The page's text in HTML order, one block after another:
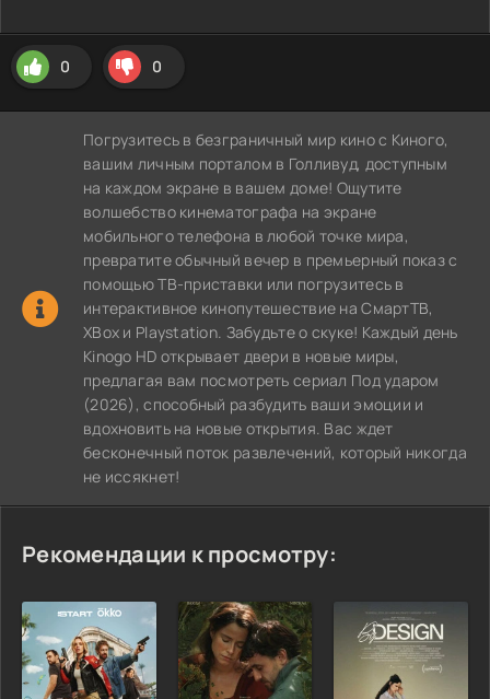
0 0
Погрузитесь в безграничный мир кино с Киного,
вашим личным порталом в Голливуд, доступным
на каждом экране в вашем доме! Ощутите
волшебство кинематографа на экране
мобильного телефона в любой точке мира,
превратите обычный вечер в премьерный показ с
помощью ТВ-приставки или погрузитесь в
интерактивное кинопутешествие на СмартТВ,
XBox и Playstation. Забудьте о скуке! Каждый день
Kinogo HD открывает двери в новые миры,
предлагая вам посмотреть сериал Под ударом
(2026), способный разбудить ваши эмоции и
вдохновить на новые открытия. Вас ждет
бесконечный поток развлечений, который никогда
не иссякнет!
Рекомендации к просмотру: